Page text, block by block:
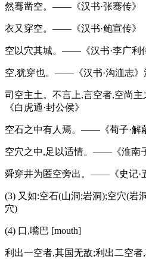
然骞凿空。——《汉书·张骞传》
衣又穿空。——《汉书·鲍宣传》
空以穴其城。——《汉书·李广利
空,犹穿也。——《汉书·沟洫志》
司空主土。不言上,言空者,空尚
《白虎通·封公侯》
空石之中有人焉。——《荀子·解
空穴之中,足以适情。——《淮南
舜穿井为匿空旁出。——《史记·
(3) 又如:空石(山洞;岩洞);空穴(岩
穴)
(4) 口,嘴巴 [mouth]
利出一空者,其国无敌;利出二空